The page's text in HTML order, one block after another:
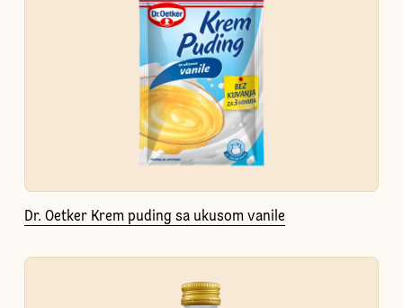
Dr. Oetker Krem puding sa ukusom vanile